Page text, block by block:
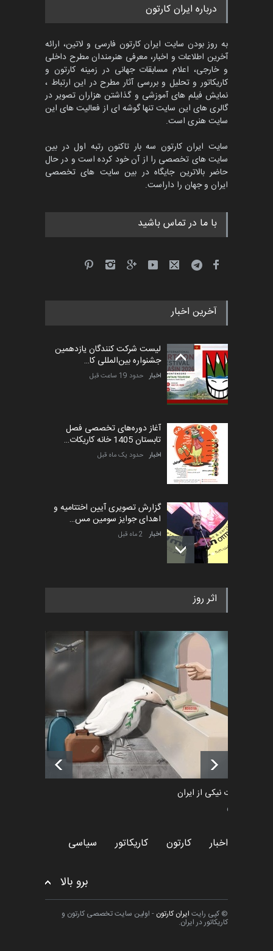
درباره ایران کارتون
به روز بودن سایت ایران کارتون فارسی و لاتین، ارائه
آخرین اطلاعات و اخبار، معرفی هنرمندان مطرح داخلی
و خارجی، اعلام مسابقات جهانی در زمینه کارتون و
کاریکاتور و تحلیل و بررسی آثار مطرح در این ارتباط ،
نمایش فیلم های آموزشی و گذاشتن هزاران تصویر در
گالری های این سایت تنها گوشه ای از فعالیت های این
سایت هنری است.
سایت ایران کارتون سه بار تاکنون رتبه اول در بین
سایت های تخصصی را از آن خود کرده است و در حال
حاضر بالاترین جایگاه در بین سایت های تخصصی
ایران و جهان را داراست.
با ما در تماس باشید
آخرین اخبار
لیست شرکت کنندگان یازدهمین
جشنواره بین‌المللی کا…
اخبار حدود 19 ساعت قبل
آغاز دوره‌های تخصصی فصل
تابستان 1405 خانه کاریکات…
اخبار حدود یک ماه قبل
گزارش تصویری آیین اختتامیه و
اهدای جوایز سومین مس…
اخبار 2 ماه قبل
به یاد اردوغان باشول (۱۹۳۶–
اخبار 2 ماه قبل
رویداد کارگاهی کارتون و پوستر
«ایران سربلند» به ا…
اخبار 6 ماه قبل
فراخوان رویداد کارگاهی کارتون و
پوستر "ایران سربل…
اخبار 6 ماه قبل
اثر روز
طراوت نیکی از ایران
سیاسی
اخبار کارتون کاریکاتور سیاسی
برو بالا
© کپی رایت ایران کارتون - اولین سایت تخصصی کارتون و
کاریکاتور در ایران.